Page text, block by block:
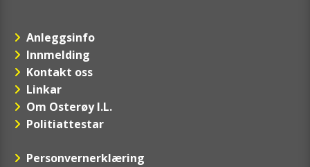
Anleggsinfo
Innmelding
Kontakt oss
Linkar
Om Osterøy I.L.
Politiattestar
Personvernerklæring